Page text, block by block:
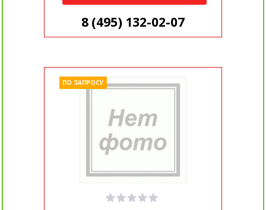
8 (495) 132-02-07
ПО ЗАПРОСУ